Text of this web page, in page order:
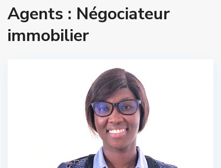
Agents : Négociateur
immobilier